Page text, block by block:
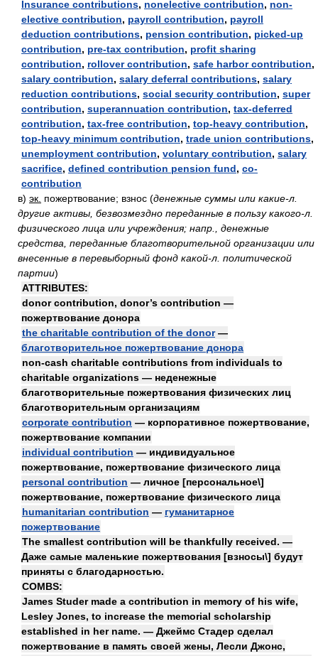
Insurance contributions, nonelective contribution, non-
elective contribution, payroll contribution, payroll
deduction contributions, pension contribution, picked-up
contribution, pre-tax contribution, profit sharing
contribution, rollover contribution, safe harbor contribution,
salary contribution, salary deferral contributions, salary
reduction contributions, social security contribution, super
contribution, superannuation contribution, tax-deferred
contribution, tax-free contribution, top-heavy contribution,
top-heavy minimum contribution, trade union contributions,
unemployment contribution, voluntary contribution, salary
sacrifice, defined contribution pension fund, co-
contribution
в) эк. пожертвование; взнос (денежные суммы или какие-л.
другие активы, безвозмездно переданные в пользу какого-л.
физического лица или учреждения; напр., денежные
средства, переданные благотворительной организации или
внесенные в перевыборный фонд какой-л. политической
партии)
ATTRIBUTES:
donor contribution, donor’s contribution —
пожертвование донора
the charitable contribution of the donor—
благотворительное пожертвование донора
non-cash charitable contributions from individuals to
charitable organizations — неденежные
благотворительные пожертвования физических лиц
благотворительным организациям
corporate contribution — корпоративное пожертвование,
пожертвование компании
individual contribution — индивидуальное
пожертвование, пожертвование физического лица
personal contribution — личное [персональное\]
пожертвование, пожертвование физического лица
humanitarian contribution — гуманитарное
пожертвование
The smallest contribution will be thankfully received. —
Даже самые маленькие пожертвования [взносы\] будут
приняты с благодарностью.
COMBS:
James Studer made a contribution in memory of his wife,
Lesley Jones, to increase the memorial scholarship
established in her name. — Джеймс Стадер сделал
пожертвование в память своей жены, Лесли Джонс,